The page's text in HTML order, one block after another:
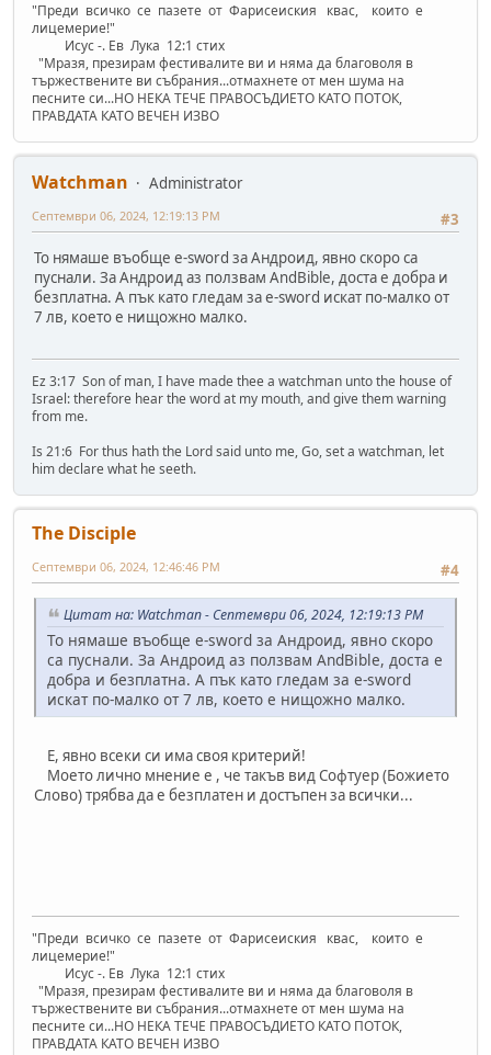
"Преди всичко се пазете от Фарисеиския квас, които е
лицемерие!"
Исус -. Ев Лука 12:1 стих
"Mразя, презирам фестивалите ви и няма да благоволя в
тържествените ви събрания...отмахнете от мен шума на
песните си...НО НЕКА ТЕЧЕ ПРАВОСЪДИЕТО КАТО ПОТОК,
ПРАВДАТА КАТО ВЕЧЕН ИЗВО
Watchman
Administrator
#3
Септември 06, 2024, 12:19:13 PM
То нямаше въобще e-sword за Андроид, явно скоро са
пуснали. За Андроид аз ползвам AndBible, доста е добра и
безплатна. А пък като гледам за e-sword искат по-малко от
7 лв, което е нищожно малко.
Ez 3:17 Son of man, I have made thee a watchman unto the house of
Israel: therefore hear the word at my mouth, and give them warning
from me.
Is 21:6 For thus hath the Lord said unto me, Go, set a watchman, let
him declare what he seeth.
The Disciple
#4
Септември 06, 2024, 12:46:46 PM
Цитат на: Watchman - Септември 06, 2024, 12:19:13 PM
То нямаше въобще e-sword за Андроид, явно скоро
са пуснали. За Андроид аз ползвам AndBible, доста е
добра и безплатна. А пък като гледам за e-sword
искат по-малко от 7 лв, което е нищожно малко.
Е, явно всеки си има своя критерий!
Моето лично мнение е , че такъв вид Софтуер (Божието
Слово) трябва да е безплатен и достъпен за всички...
"Преди всичко се пазете от Фарисеиския квас, които е
лицемерие!"
Исус -. Ев Лука 12:1 стих
"Mразя, презирам фестивалите ви и няма да благоволя в
тържествените ви събрания...отмахнете от мен шума на
песните си...НО НЕКА ТЕЧЕ ПРАВОСЪДИЕТО КАТО ПОТОК,
ПРАВДАТА КАТО ВЕЧЕН ИЗВО